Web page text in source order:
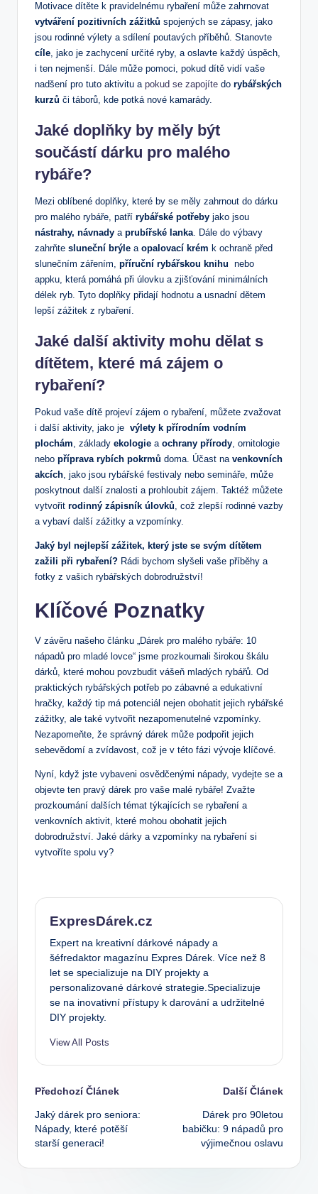
Motivace dítěte‌ k pravidelnému ⁤rybaření​ může zahrnovat
vytváření ⁢pozitivních zážitků spojených se⁣ zápasy, jako
jsou rodinné​ výlety a⁣ sdílení ‍poutavých příběhů. Stanovte
cíle,‌ jako⁤ je zachycení určité ryby, a oslavte každý úspěch,
‍i ten‍ nejmenší. Dále může pomoci, pokud dítě vidí vaše
nadšení pro‍ tuto‍ aktivitu a pokud se zapojíte do rybářských
kurzů či táborů, kde potká nové kamarády.
Jaké ⁢doplňky by měly ⁤být
⁣součástí‍ dárku pro⁣ malého
rybáře?
Mezi oblíbené doplňky, které by se ⁤měly zahrnout do dárku⁣
pro malého rybáře, patří rybářské ⁤potřeby jako jsou
nástrahy,‍ návnady a prubířské lanka. Dále do výbavy
zahrňte sluneční brýle a opalovací krém ​k ochraně⁢ před
slunečním zářením, příruční rybářskou knihu ​ nebo
appku, která pomáhá při úlovku ⁣a zjišťování minimálních
délek ryb. ⁣Tyto ⁤doplňky ⁤přidají hodnotu‍ a usnadní dětem
lepší ​zážitek z‍ rybaření.
Jaké další aktivity mohu⁢ dělat s
dítětem, ⁣které ⁢má zájem o
rybaření?
Pokud vaše dítě projeví zájem o rybaření, můžete zvažovat
i další‌ aktivity, ​jako ‌je ⁣ výlety k ⁢přírodním ⁤vodním
⁢plochám, základy⁣ ekologie a ochrany přírody, ⁤ornitologie
nebo příprava ‍rybích⁢ pokrmů doma. Účast na venkovních
​akcích, jako​ jsou rybářské festivaly ⁢nebo semináře, může
poskytnout další znalosti⁤ a prohloubit zájem. Taktéž můžete
vytvořit​ rodinný ‍zápisník úlovků, což zlepší rodinné vazby
a vybaví další⁣ zážitky a ‌vzpomínky.
Jaký byl nejlepší⁣ zážitek, ⁤který jste se svým ⁢dítětem
zažili při rybaření? Rádi bychom slyšeli vaše příběhy a
fotky z ⁤vašich rybářských dobrodružství!
Klíčové⁤ Poznatky
V‌ závěru⁤ našeho článku⁣ „Dárek pro malého ⁢rybáře: 10
nápadů pro ‌mladé ⁣lovce“ ​jsme prozkoumali širokou ‍škálu​
dárků, které ‍mohou povzbudit vášeň mladých rybářů. Od
praktických rybářských potřeb po zábavné a⁤ edukativní
hračky, ‍každý tip má potenciál nejen obohatit ⁣jejich rybářské
zážitky,‌ ale také⁤ vytvořit nezapomenutelné vzpomínky.⁢
Nezapomeňte, že správný dárek může ⁢podpořit jejich
sebevědomí a zvídavost, což ⁣je ‍v této fázi ​vývoje klíčové.
Nyní, když jste ​vybaveni ‌osvědčenými​ nápady, ‍vydejte se a⁣
objevte ten pravý dárek pro vaše​ malé rybáře! Zvažte
prozkoumání dalších témat‌ týkajících⁤ se rybaření a
venkovních​ aktivit, které mohou obohatit jejich
dobrodružství.⁢ Jaké dárky‌ a vzpomínky na‍ rybaření si
vytvoříte spolu vy?
ExpresDárek.cz
Expert na kreativní dárkové nápady a
šéfredaktor magazínu Expres Dárek. Více než 8
let se specializuje na DIY projekty a
personalizované dárkové strategie.Specializuje
se na inovativní přístupy k darování a udržitelné
DIY projekty.
View All Posts
Post
navigation
Předchozí Článek
Jaký dárek pro seniora:
Nápady, které potěší
starší generaci!
Další Článek
Dárek pro 90letou
babičku: 9 nápadů pro
výjimečnou oslavu